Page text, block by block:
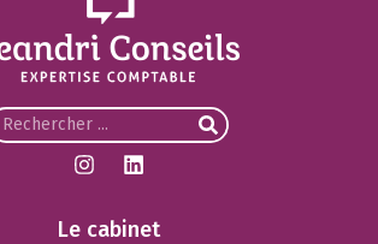
Le cabinet